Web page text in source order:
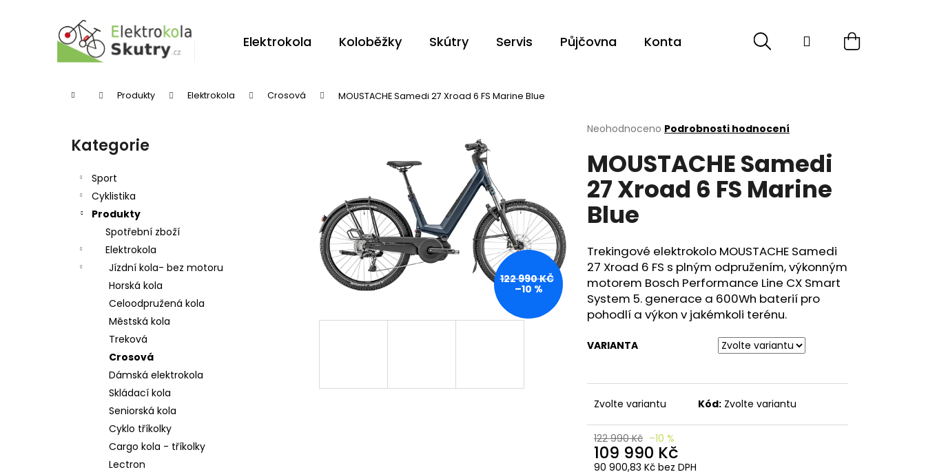
Elektrokola Koloběžky Skútry Servis Půjčovna Kontakt HledatPřihlášeníNákupní
Domů Produkty Elektrokola Crosová MOUSTACHE Samedi 27 Xroad 6 FS Marine Blue
Přeskočit
kategorie
Kategorie
Sport
Cyklistika
Produkty
Spotřební zboží
Elektrokola
Jízdní kola- bez motoru
Horská kola
Celoodpružená kola
Městská kola
Treková
Crosová
Dámská elektrokola
Skládací kola
Seniorská kola
Cyklo tříkolky
Cargo kola - tříkolky
Lectron
Průměrné
produktu
je
0,0
z
5
hvězdiček.
Neohodnoceno Podrobnosti hodnocení
MOUSTACHE Samedi
27 Xroad 6 FS Marine
Blue
Trekingové elektrokolo MOUSTACHE Samedi
27 Xroad 6 FS s plným odpružením, výkonným
motorem Bosch Performance Line CX Smart
System 5. generace a 600Wh baterií pro
pohodlí a výkon v jakémkoli terénu.
VARIANTA
Zvolte variantu Kód: Zvolte variantu
122 990 Kč –10 %
109 990 Kč
90 900,83 Kč bez DPH
122 990 KČ
–10 %
Zpět
Zpět
Doporučujeme